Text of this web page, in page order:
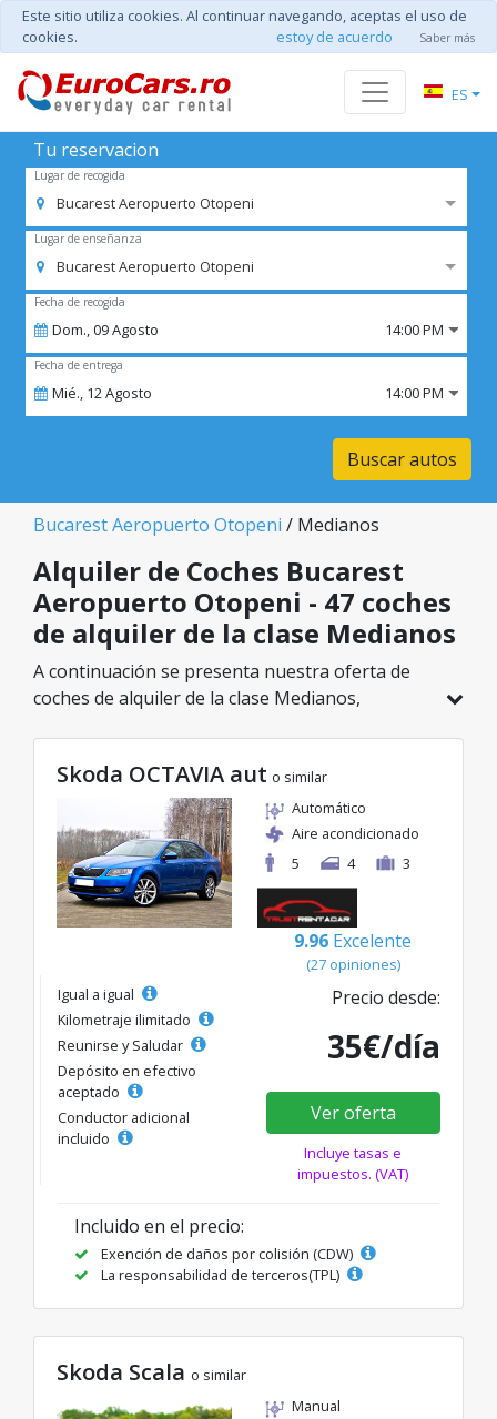
Este sitio utiliza cookies. Al continuar navegando, aceptas el uso de
cookies.
estoy de acuerdo Saber más
ES
Tu reservacion
Lugar de recogida
Bucarest Aeropuerto Otopeni
Lugar de enseñanza
Bucarest Aeropuerto Otopeni
Fecha de recogida
Dom.,09Agosto 14:00 PM
Fecha de entrega
Mié., 12Agosto 14:00 PM
Buscar autos
Bucarest Aeropuerto Otopeni / Medianos
Alquiler de Coches Bucarest
Aeropuerto Otopeni - 47 coches
de alquiler de la clase Medianos
A continuación se presenta nuestra oferta de
coches de alquiler de la clase Medianos,
puedes elegir el modelo ideal de la categoría
seleccionada, con tarifas excelentes desde solo
20€/día.
Skoda OCTAVIA aut o similar
Automático
Aire acondicionado
5
4 3
9.96 Excelente
(27 opiniones)
Igual a igual
Kilometraje ilimitado
Reunirse y Saludar
Depósito en efectivo
aceptado
Conductor adicional
incluido
Precio desde:
35€/día
Ver oferta
Incluye tasas e
impuestos. (VAT)
Incluido en el precio:
Exención de daños por colisión (CDW)
La responsabilidad de terceros(TPL)
Skoda Scala o similar
Manual